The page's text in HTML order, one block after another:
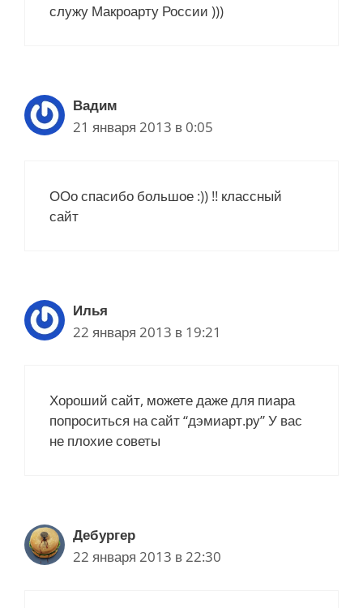
служу Макроарту России )))
Вадим
21 января 2013 в 0:05
ООо спасибо большое :)) !! классный
сайт
Илья
22 января 2013 в 19:21
Хороший сайт, можете даже для пиара
попроситься на сайт “дэмиарт.ру” У вас
не плохие советы
Дебургер
22 января 2013 в 22:30